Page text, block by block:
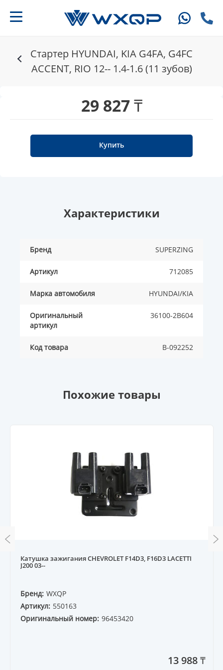
Стартер HYUNDAI, KIA G4FA, G4FC
ACCENT, RIO 12-- 1.4-1.6 (11 зубов)
29 827 ₸
Купить
Характеристики
Бренд SUPERZING
Артикул 712085
Марка автомобиля HYUNDAI/KIA
Оригинальный
артикул
36100-2B604
Код товара B-092252
Похожие товары
Катушка зажигания CHEVROLET F14D3, F16D3 LACETTI
J200 03--
Бренд: WXQP
Артикул: 550163
Оригинальный номер: 96453420
13 988 ₸